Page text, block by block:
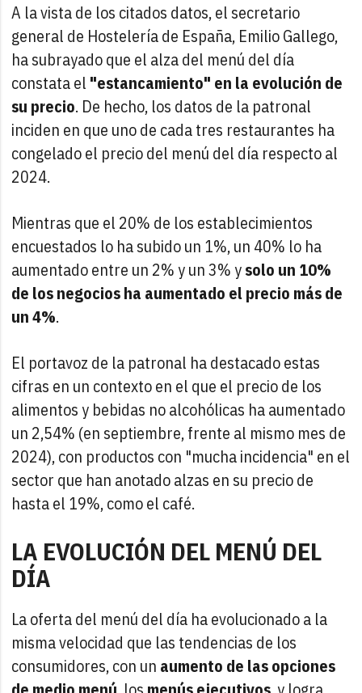
A la vista de los citados datos, el secretario
general de Hostelería de España, Emilio Gallego,
ha subrayado que el alza del menú del día
constata el "estancamiento" en la evolución de
su precio. De hecho, los datos de la patronal
inciden en que uno de cada tres restaurantes ha
congelado el precio del menú del día respecto al
2024.
Mientras que el 20% de los establecimientos
encuestados lo ha subido un 1%, un 40% lo ha
aumentado entre un 2% y un 3% ysolo un 10%
de los negocios ha aumentado el precio más de
un 4%.
El portavoz de la patronal ha destacado estas
cifras en un contexto en el que el precio de los
alimentos y bebidas no alcohólicas ha aumentado
un 2,54% (en septiembre, frente al mismo mes de
2024), con productos con "mucha incidencia" en el
sector que han anotado alzas en su precio de
hasta el 19%, como el café.
LA EVOLUCIÓN DEL MENÚ DEL
DÍA
La oferta del menú del día ha evolucionado a la
misma velocidad que las tendencias de los
consumidores, con un aumento de las opciones